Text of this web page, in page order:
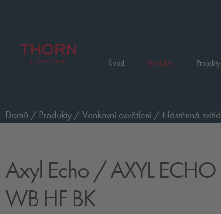
Úvod Produkty
Domů / Produkty /Venkovní osvětlení / Nástěnná
Axyl Echo / AXYL
WB HF BK